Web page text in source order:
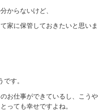
からないけど、
家に保管しておきたいと思いま
す。
お仕事ができているし、こうや
っても幸せですよね。